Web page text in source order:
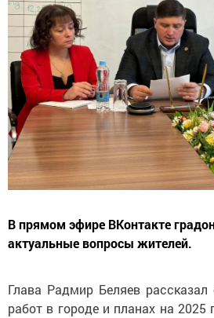
В прямом эфире ВКонтакте
актуальные вопросы жителей.
Глава Радмир Беляев
работ в городе и планах на